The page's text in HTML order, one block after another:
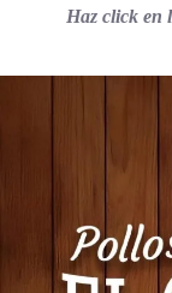
Haz click en